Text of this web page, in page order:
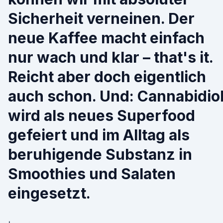
Sicherheit verneinen. Der
neue Kaffee macht einfach
nur wach und klar – that's it.
Reicht aber doch eigentlich
auch schon. Und:
wird als neues Superfood
gefeiert und im Alltag als
beruhigende Substanz in
Smoothies und Salaten
eingesetzt.